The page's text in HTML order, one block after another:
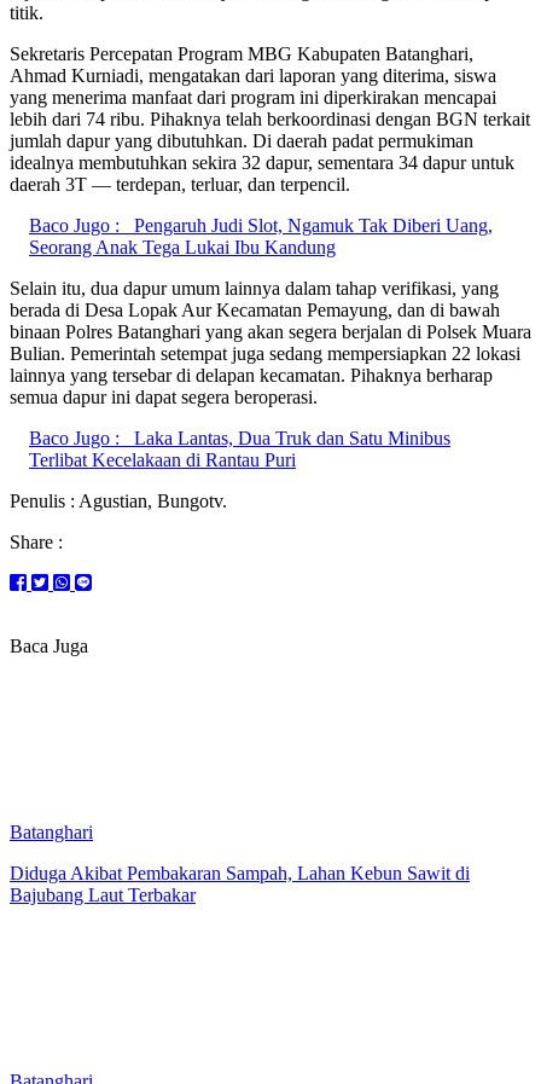
titik.
Sekretaris Percepatan Program MBG Kabupaten Batanghari,
Ahmad Kurniadi, mengatakan dari laporan yang diterima, siswa
yang menerima manfaat dari program ini diperkirakan mencapai
lebih dari 74 ribu. Pihaknya telah berkoordinasi dengan BGN terkait
jumlah dapur yang dibutuhkan. Di daerah padat permukiman
idealnya membutuhkan sekira 32 dapur, sementara 34 dapur untuk
daerah 3T — terdepan, terluar, dan terpencil.
Baco Jugo :
Pengaruh Judi Slot, Ngamuk Tak Diberi Uang,
Seorang Anak Tega Lukai Ibu Kandung
Selain itu, dua dapur umum lainnya dalam tahap verifikasi, yang
berada di Desa Lopak Aur Kecamatan Pemayung, dan di bawah
binaan Polres Batanghari yang akan segera berjalan di Polsek Muara
Bulian. Pemerintah setempat juga sedang mempersiapkan 22 lokasi
lainnya yang tersebar di delapan kecamatan. Pihaknya berharap
semua dapur ini dapat segera beroperasi.
Baco Jugo :
Laka Lantas, Dua Truk dan Satu Minibus
Terlibat Kecelakaan di Rantau Puri
Penulis : Agustian, Bungotv.
Share :
Baca Juga
Batanghari
Diduga Akibat Pembakaran Sampah, Lahan Kebun Sawit di
Bajubang Laut Terbakar